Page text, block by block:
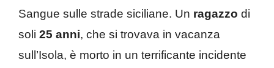
Sangue sulle strade siciliane. Un ragazzo di
soli 25 anni, che si trovava in vacanza
sull’Isola, è morto in un terrificante incidente